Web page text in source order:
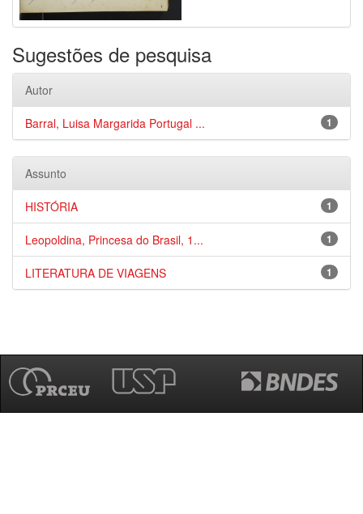
Sugestões de pesquisa
Autor
1
Barral, Luisa Margarida Portugal ...
Assunto
1
HISTÓRIA
1
Leopoldina, Princesa do Brasil, 1...
1
LITERATURA DE VIAGENS